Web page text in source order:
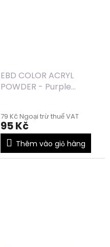
EBD COLOR ACRYL
POWDER - Purple
79 Kč Ngoại trừ thuế VAT
95 Kč
Thêm vào giỏ hàng